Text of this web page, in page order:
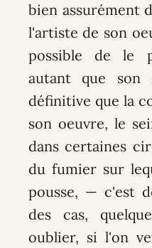
bien assurément
l'artiste de son
possible de le
autant que son
définitive que la
son oeuvre, le
dans certaines
du fumier sur
pousse, — c'est
des cas,
oublier, si l'on